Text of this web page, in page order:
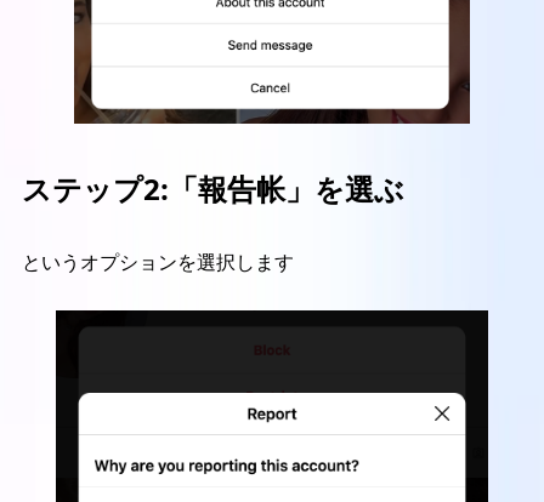
ステップ2: 「報告帐」を選ぶ
というオプションを選択します